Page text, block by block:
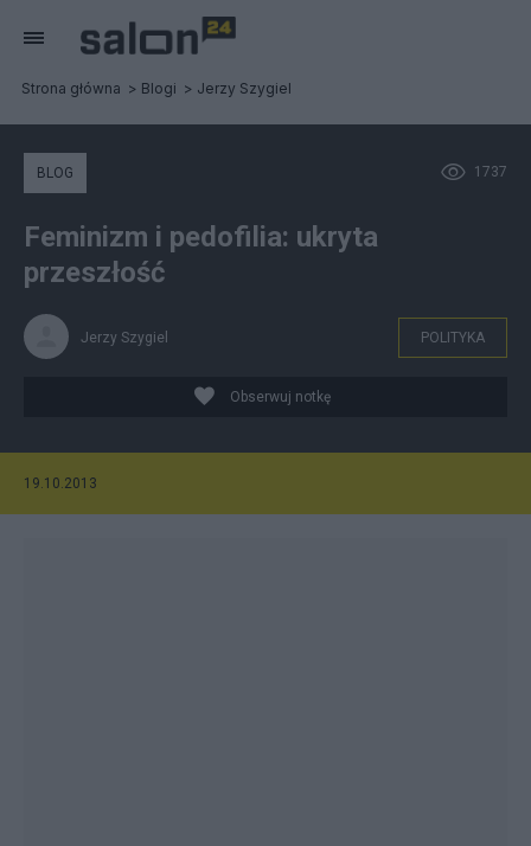
Strona główna Blogi Jerzy Szygiel
1737
BLOG
Feminizm i pedofilia: ukryta
przeszłość
Jerzy Szygiel POLITYKA
Obserwuj notkę
19.10.2013